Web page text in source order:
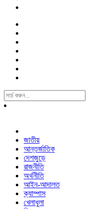
Search
For:
জাতীয়
আন্তর্জাতিক
দেশজুড়ে
রাজনীতি
অর্থনীতি
আইন-আদালত
ক্যাম্পাস
খেলাধুলা